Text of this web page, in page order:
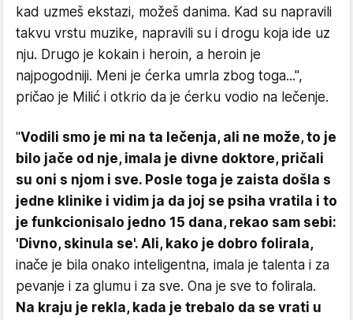
kad uzmeš ekstazi, možeš danima. Kad su napravili
takvu vrstu muzike, napravili su i drogu koja ide uz
nju. Drugo je kokain i heroin, a heroin je
najpogodniji. Meni je ćerka umrla zbog toga...",
pričao je Milić i otkrio da je ćerku vodio na lečenje.
"Vodili smo je mi na ta lečenja, ali ne može, to je
bilo jače od nje, imala je divne doktore, pričali
su oni s njom i sve. Posle toga je zaista došla s
jedne klinike i vidim ja da joj se psiha vratila i to
je funkcionisalo jedno 15 dana, rekao sam sebi:
'Divno, skinula se'. Ali, kako je dobro folirala,
inače je bila onako inteligentna, imala je talenta i za
pevanje i za glumu i za sve. Ona je sve to folirala.
Na kraju je rekla, kada je trebalo da se vrati u